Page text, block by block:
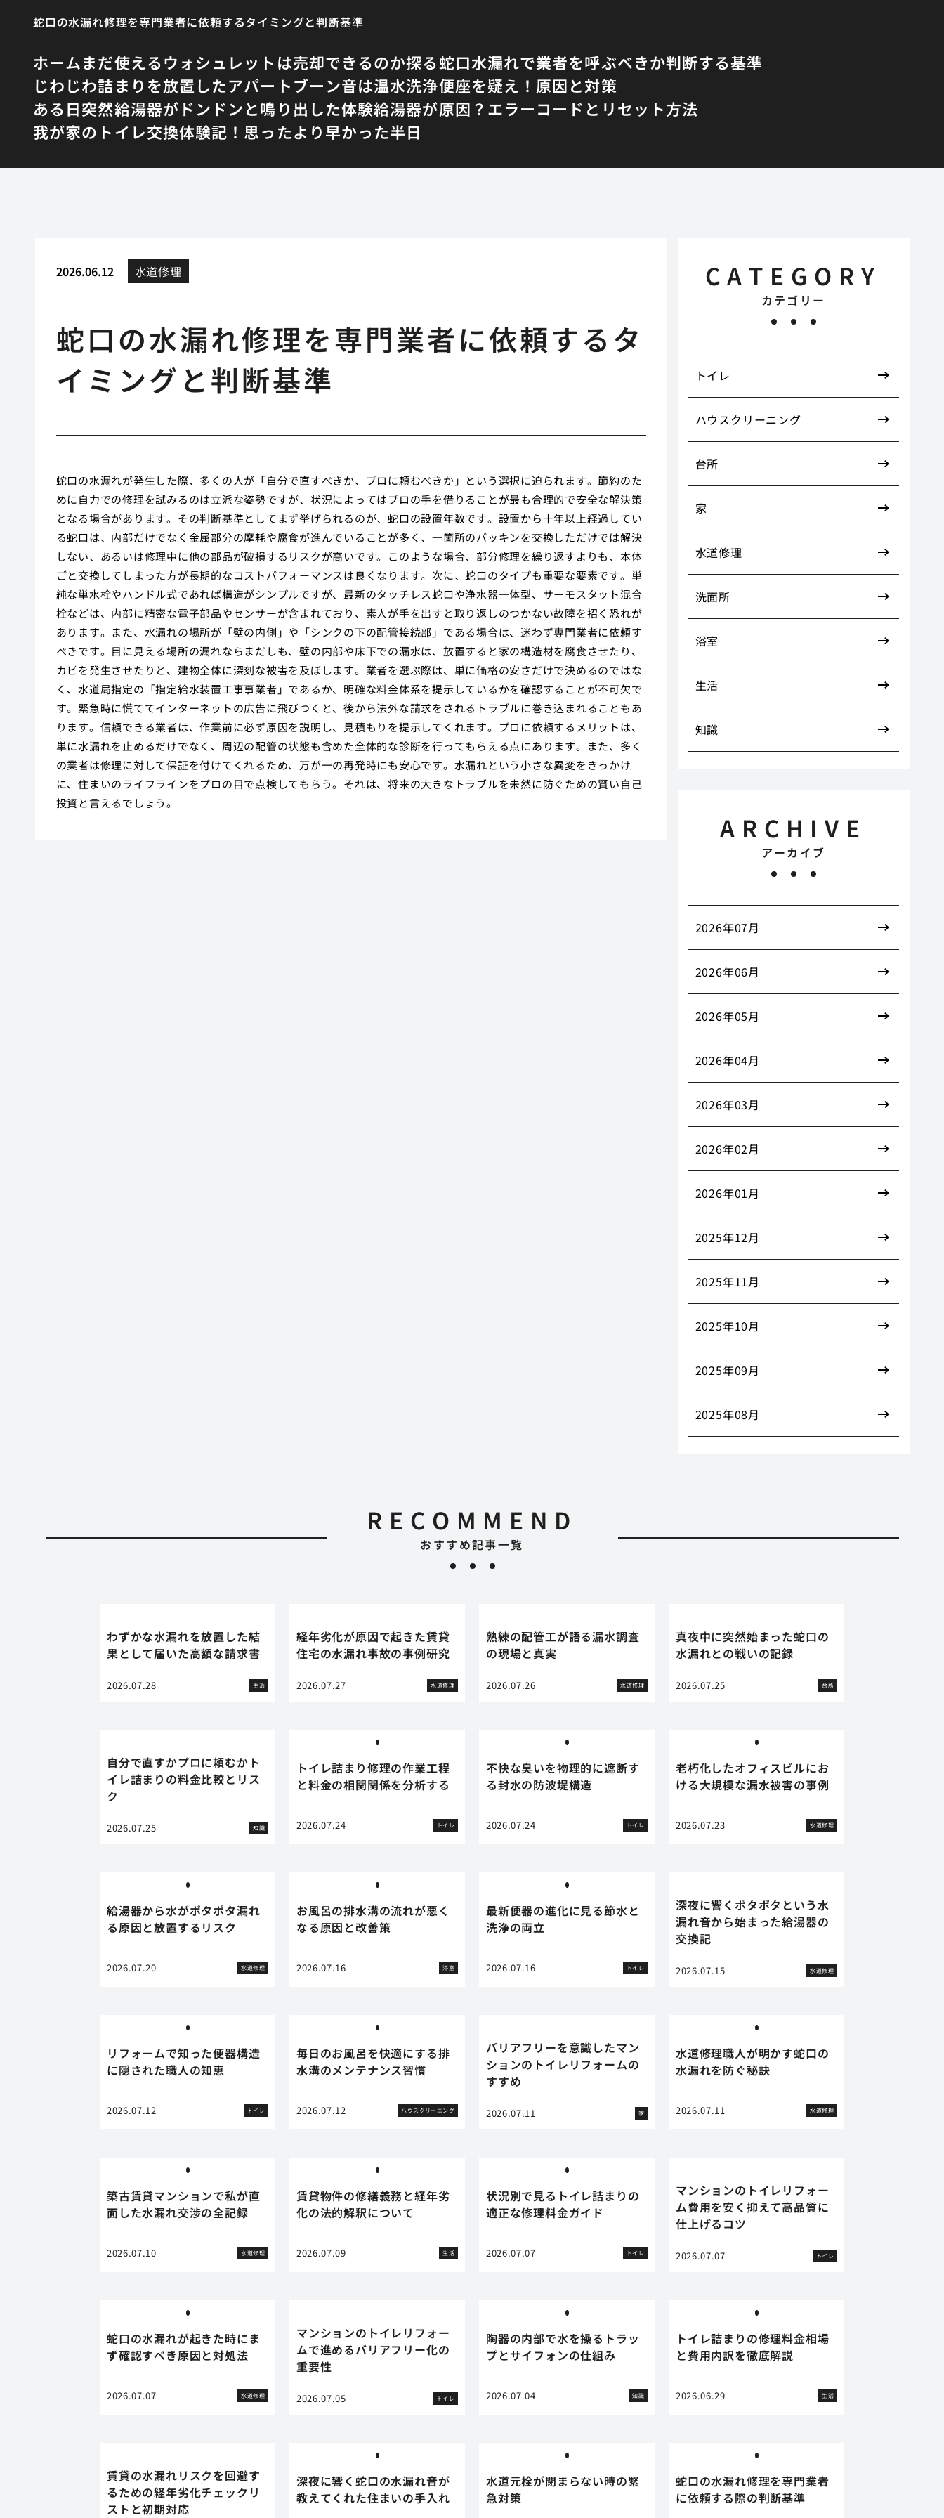
蛇口の水漏れ修理を専門業者に依頼するタイミングと判断基準
ホームまだ使えるウォシュレットは売却できるのか探る蛇口水漏れで業者を呼ぶべきか判断する基準
じわじわ詰まりを放置したアパートブーン音は温水洗浄便座を疑え！原因と対策
ある日突然給湯器がドンドンと鳴り出した体験給湯器が原因？エラーコードとリセット方法
我が家のトイレ交換体験記！思ったより早かった半日
2026.06.12 水道修理
蛇口の水漏れ修理を専門業者に依頼するタ
イミングと判断基準
蛇口の水漏れが発生した際、多くの人が「自分で直すべきか、プロに頼むべきか」という選択に迫られます。節約のた
めに自力での修理を試みるのは立派な姿勢ですが、状況によってはプロの手を借りることが最も合理的で安全な解決策
となる場合があります。その判断基準としてまず挙げられるのが、蛇口の設置年数です。設置から十年以上経過してい
る蛇口は、内部だけでなく金属部分の摩耗や腐食が進んでいることが多く、一箇所のパッキンを交換しただけでは解決
しない、あるいは修理中に他の部品が破損するリスクが高いです。このような場合、部分修理を繰り返すよりも、本体
ごと交換してしまった方が長期的なコストパフォーマンスは良くなります。次に、蛇口のタイプも重要な要素です。単
純な単水栓やハンドル式であれば構造がシンプルですが、最新のタッチレス蛇口や浄水器一体型、サーモスタット混合
栓などは、内部に精密な電子部品やセンサーが含まれており、素人が手を出すと取り返しのつかない故障を招く恐れが
あります。また、水漏れの場所が「壁の内側」や「シンクの下の配管接続部」である場合は、迷わず専門業者に依頼す
べきです。目に見える場所の漏れならまだしも、壁の内部や床下での漏水は、放置すると家の構造材を腐食させたり、
カビを発生させたりと、建物全体に深刻な被害を及ぼします。業者を選ぶ際は、単に価格の安さだけで決めるのではな
く、水道局指定の「指定給水装置工事事業者」であるか、明確な料金体系を提示しているかを確認することが不可欠で
す。緊急時に慌ててインターネットの広告に飛びつくと、後から法外な請求をされるトラブルに巻き込まれることもあ
ります。信頼できる業者は、作業前に必ず原因を説明し、見積もりを提示してくれます。プロに依頼するメリットは、
単に水漏れを止めるだけでなく、周辺の配管の状態も含めた全体的な診断を行ってもらえる点にあります。また、多く
の業者は修理に対して保証を付けてくれるため、万が一の再発時にも安心です。水漏れという小さな異変をきっかけ
に、住まいのライフラインをプロの目で点検してもらう。それは、将来の大きなトラブルを未然に防ぐための賢い自己
投資と言えるでしょう。
RECOMMEND
おすすめ記事一覧
わずかな水漏れを放置した結
果として届いた高額な請求書
2026.07.28 生活
経年劣化が原因で起きた賃貸
住宅の水漏れ事故の事例研究
2026.07.27 水道修理
熟練の配管工が語る漏水調査
の現場と真実
2026.07.26 水道修理
真夜中に突然始まった蛇口の
水漏れとの戦いの記録
2026.07.25 台所
自分で直すかプロに頼むかト
イレ詰まりの料金比較とリス
ク
2026.07.25 知識
トイレ詰まり修理の作業工程
と料金の相関関係を分析する
2026.07.24 トイレ
不快な臭いを物理的に遮断す
る封水の防波堤構造
2026.07.24 トイレ
老朽化したオフィスビルにお
ける大規模な漏水被害の事例
2026.07.23 水道修理
給湯器から水がポタポタ漏れ
る原因と放置するリスク
2026.07.20 水道修理
お風呂の排水溝の流れが悪く
なる原因と改善策
2026.07.16 浴室
最新便器の進化に見る節水と
洗浄の両立
2026.07.16 トイレ
深夜に響くポタポタという水
漏れ音から始まった給湯器の
交換記
2026.07.15 水道修理
リフォームで知った便器構造
に隠された職人の知恵
2026.07.12 トイレ
毎日のお風呂を快適にする排
水溝のメンテナンス習慣
2026.07.12 ハウスクリーニング
バリアフリーを意識したマン
ションのトイレリフォームの
すすめ
2026.07.11 家
水道修理職人が明かす蛇口の
水漏れを防ぐ秘訣
2026.07.11 水道修理
築古賃貸マンションで私が直
面した水漏れ交渉の全記録
2026.07.10 水道修理
賃貸物件の修繕義務と経年劣
化の法的解釈について
2026.07.09 生活
状況別で見るトイレ詰まりの
適正な修理料金ガイド
2026.07.07 トイレ
マンションのトイレリフォー
ム費用を安く抑えて高品質に
仕上げるコツ
2026.07.07 トイレ
蛇口の水漏れが起きた時にま
ず確認すべき原因と対処法
2026.07.07 水道修理
マンションのトイレリフォー
ムで進めるバリアフリー化の
重要性
2026.07.05 トイレ
陶器の内部で水を操るトラッ
プとサイフォンの仕組み
2026.07.04 知識
トイレ詰まりの修理料金相場
と費用内訳を徹底解説
2026.06.29 生活
賃貸の水漏れリスクを回避す
るための経年劣化チェックリ
ストと初期対応
深夜に響く蛇口の水漏れ音が
教えてくれた住まいの手入れ
水道元栓が閉まらない時の緊
急対策
蛇口の水漏れ修理を専門業者
に依頼する際の判断基準
CATEGORY
カテゴリー
トイレ
ハウスクリーニング
台所
家
水道修理
洗面所
浴室
生活
知識
ARCHIVE
アーカイブ
2026年07月
2026年06月
2026年05月
2026年04月
2026年03月
2026年02月
2026年01月
2025年12月
2025年11月
2025年10月
2025年09月
2025年08月